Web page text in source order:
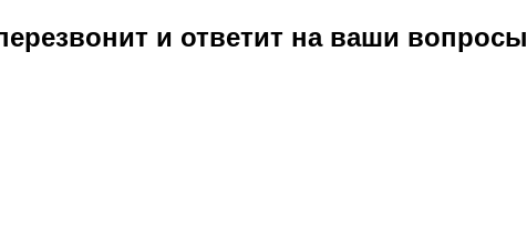
и ответит на ваши вопросы